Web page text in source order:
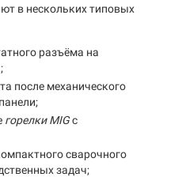
в нескольких типовых
разъёма на
после механического
горелки MIGс
сварочного
задач;